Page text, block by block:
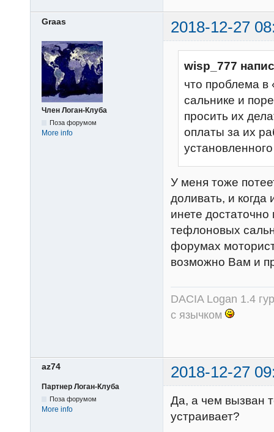
Graas 2018-12-27
Член Логан-Клуба
Поза форумом
More info
wisp_777
что проблема
сальнике и
просить их
оплаты за их
У меня тоже
доливать, и когда
инете
тефлоновых
форумах
возможно Вам и
DACIA Logan 1.4
с язычком
az74 2018-12-27
Партнер Логан-Клуба
Поза форумом
More info
Да, а чем вызван
устраивает?